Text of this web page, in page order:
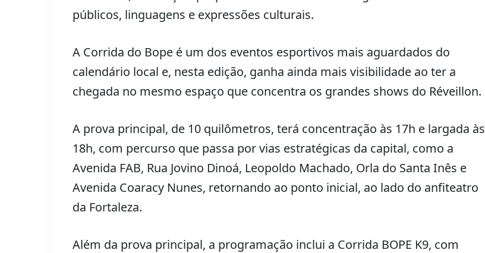
públicos, linguagens e expressões culturais.
A Corrida do Bope é um dos eventos esportivos mais aguardados do
calendário local e, nesta edição, ganha ainda mais visibilidade ao ter a
chegada no mesmo espaço que concentra os grandes shows do Réveillon.
A prova principal, de 10 quilômetros, terá concentração às 17h e largada às
18h, com percurso que passa por vias estratégicas da capital, como a
Avenida FAB, Rua Jovino Dinoá, Leopoldo Machado, Orla do Santa Inês e
Avenida Coaracy Nunes, retornando ao ponto inicial, ao lado do anfiteatro
da Fortaleza.
Além da prova principal, a programação inclui a Corrida BOPE K9, com